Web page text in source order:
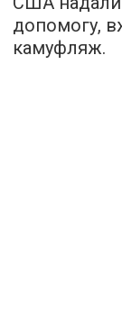
допомогу,
камуфляж.